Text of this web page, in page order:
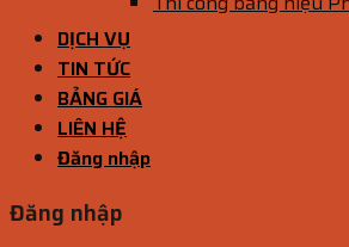
DỊCH VỤ
TIN TỨC
BẢNG GIÁ
LIÊN HỆ
Đăng nhập
Đăng nhập